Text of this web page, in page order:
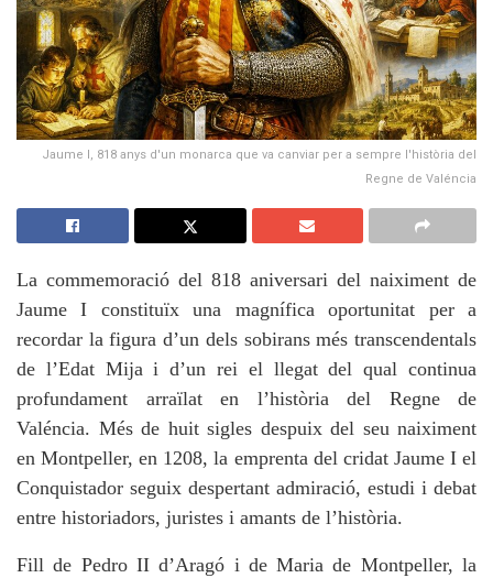
Jaume I, 818 anys d'un monarca que va canviar per a sempre l'història del
Regne de Valéncia
La commemoració del 818 aniversari del naiximent de
Jaume I constituïx una magnífica oportunitat per a
recordar la figura d’un dels sobirans més transcendentals
de l’Edat Mija i d’un rei el llegat del qual continua
profundament arraïlat en l’història del Regne de
Valéncia. Més de huit sigles despuix del seu naiximent
en Montpeller, en 1208, la emprenta del cridat Jaume I el
Conquistador seguix despertant admiració, estudi i debat
entre historiadors, juristes i amants de l’història.
Fill de Pedro II d’Aragó i de Maria de Montpeller, la